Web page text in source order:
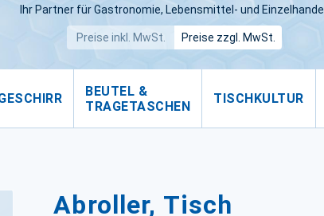
Ihr Partner für Gastronomie, Lebensmittel- und Einzelhandel.
Preise inkl. MwSt. Preise zzgl. MwSt.
BEUTEL &
TRAGETASCHEN
TISCHKULTUR
Abroller, Tisch